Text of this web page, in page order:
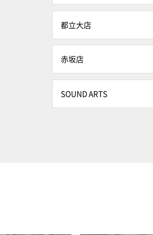
都立大店
赤坂店
SOUND ARTS